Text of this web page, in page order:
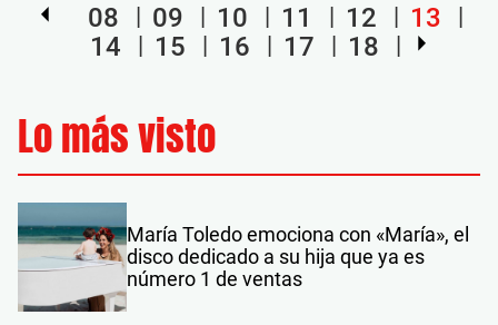
08 09 10 11 12
13
14
15 16 17 18
Lo más visto
María Toledo emociona con «María», el
disco dedicado a su hija que ya es
número 1 de ventas